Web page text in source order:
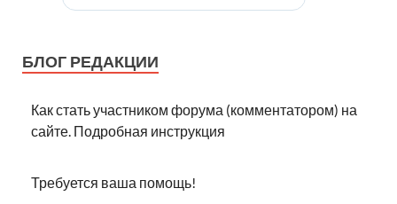
БЛОГ РЕДАКЦИИ
Как стать участником форума (комментатором) на
сайте. Подробная инструкция
Требуется ваша помощь!